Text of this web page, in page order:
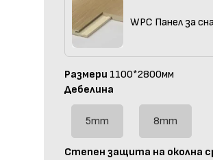
WPC Панел за
Размери 1100*2800мм
Дебелина
5mm 8mm
Степен защита на околна